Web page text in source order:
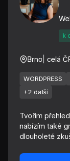
k
Brno | celá
WORDPRESS
+2 další
Tvořím
nabízím také
dlouholeté